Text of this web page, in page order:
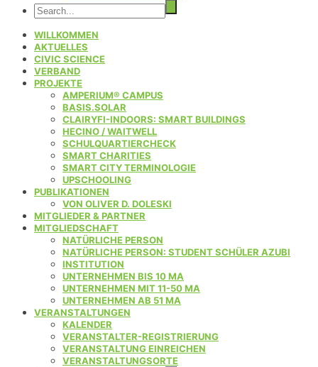
WILLKOMMEN
AKTUELLES
CIVIC SCIENCE
VERBAND
PROJEKTE
AMPERIUM® CAMPUS
BASIS.SOLAR
CLAIRYFI-INDOORS: SMART BUILDINGS
HECINO / WAITWELL
SCHULQUARTIERCHECK
SMART CHARITIES
SMART CITY TERMINOLOGIE
UPSCHOOLING
PUBLIKATIONEN
VON OLIVER D. DOLESKI
MITGLIEDER & PARTNER
MITGLIEDSCHAFT
NATÜRLICHE PERSON
NATÜRLICHE PERSON: STUDENT SCHÜLER AZUBI
INSTITUTION
UNTERNEHMEN BIS 10 MA
UNTERNEHMEN MIT 11-50 MA
UNTERNEHMEN AB 51 MA
VERANSTALTUNGEN
KALENDER
VERANSTALTER-REGISTRIERUNG
VERANSTALTUNG EINREICHEN
VERANSTALTUNGSORTE